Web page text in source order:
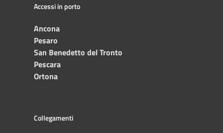
Accessi in porto
Ancona
Pesaro
San Benedetto del Tronto
Pescara
Ortona
Collegamenti